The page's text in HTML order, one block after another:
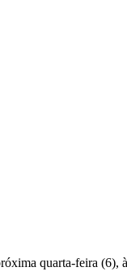
quarta-feira (6),